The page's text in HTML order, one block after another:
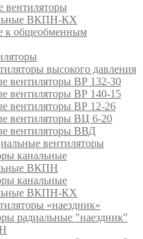
вентиляторы
ВКПН-КХ
к общеобменным
высокого давления
вентиляторы ВР 132-30
вентиляторы ВР 140-15
вентиляторы ВР 12-26
вентиляторы ВЦ 6-20
вентиляторы ВВД
вентиляторы
канальные
ВКПН
канальные
ВКПН-КХ
«наездник»
радиальные "наездник"